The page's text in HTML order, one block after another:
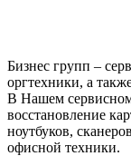
Бизнес групп –
оргтехники, а
В Нашем
восстановление
ноутбуков,
офисной техники.